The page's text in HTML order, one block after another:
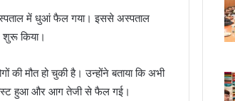
में धुआं फैल गया। इससे अस्पताल
किया।
मौत हो चुकी है। उन्होंने बताया कि अभी
हुआ और आग तेजी से फैल गई।